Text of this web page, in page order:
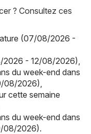
? Consultez ces
(07/08/2026 -
2026 - 12/08/2026)
du week-end dans
08/2026)
cette semaine
du week-end dans
08/2026).